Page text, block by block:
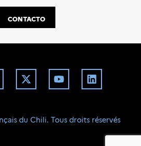
CONTACTO
du Chili. Tous droits réservés